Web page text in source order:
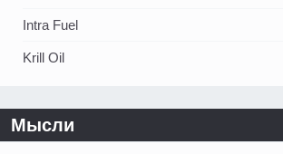
Intra Fuel
Krill Oil
Мысли